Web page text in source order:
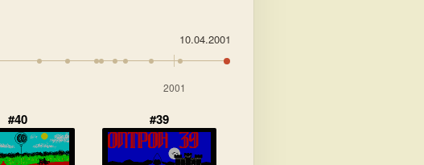
10.04.2001
2001
#40 #39